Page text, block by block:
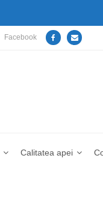
Facebook
Calitatea apei